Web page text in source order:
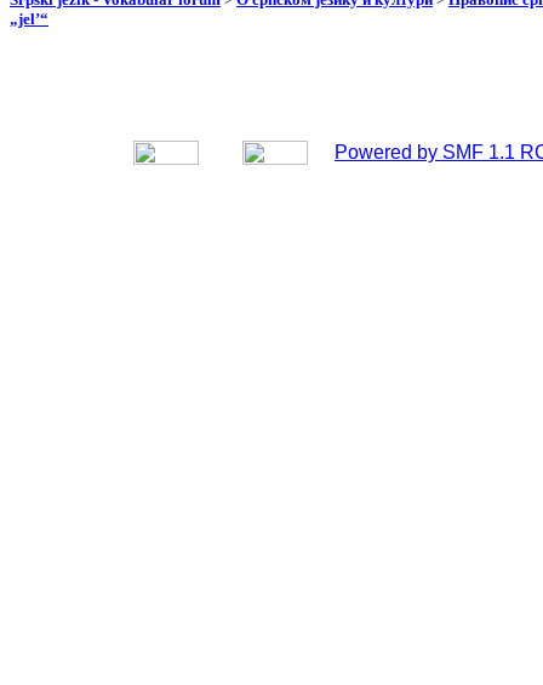
„jel’“
Powered by SMF 1.1